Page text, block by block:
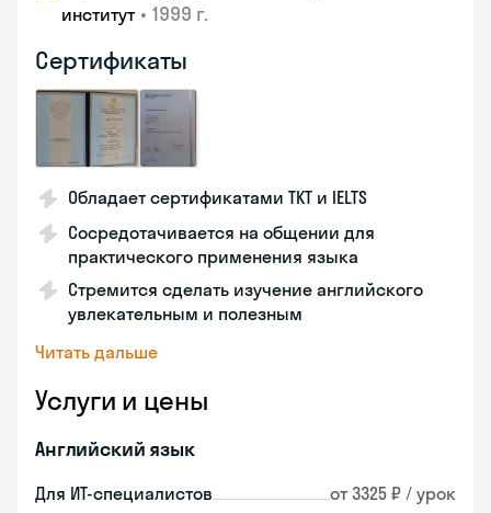
институт • 1999 г.
Сертификаты
Обладает сертификатами TKT и IELTS
Сосредотачивается на общении для
практического применения языка
Стремится сделать изучение английского
увлекательным и полезным
Читать дальше
Услуги и цены
Английский язык
Для ИТ-специалистов от 3325 ₽ / урок